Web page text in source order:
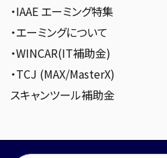
・IAAE エーミング特集
・エーミングについて
・WINCAR(IT補助金)
・TCJ (MAX/MasterX)
スキャンツール補助金